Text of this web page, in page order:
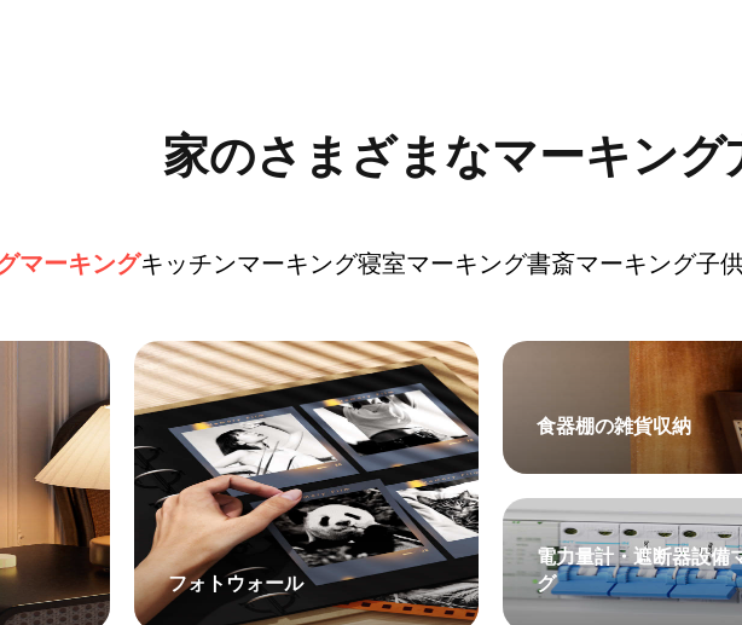
家のさまざまなマーキング
マーキングキッチンマーキング寝室マーキング書斎マーキング子
フォトウォール
食器棚の雑貨収納
電力量計・遮断器設備
グ